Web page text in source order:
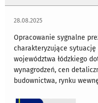
28.08.2025
Opracowanie sygnalne
charakteryzujące sytuację
województwa łódzkiego
wynagrodzeń, cen
budownictwa, rynku